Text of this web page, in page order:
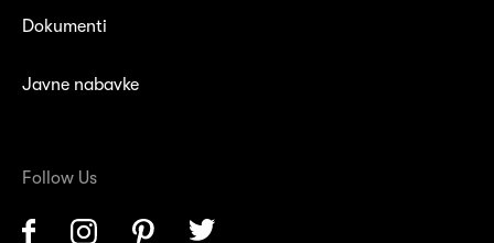
Dokumenti
Javne nabavke
Follow Us
Facebook InstagramPinterest